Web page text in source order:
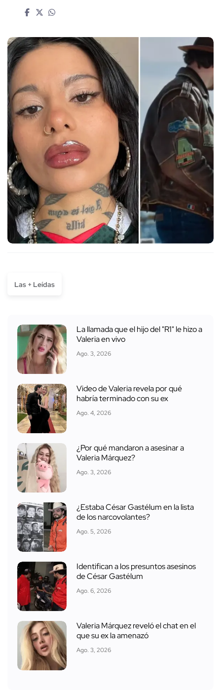
Las + Leídas
La llamada que el hijo del "R1" le hizo a
Valeria en vivo
Ago. 3, 2026
Video de Valeria revela por qué
habría terminado con su ex
Ago. 4, 2026
¿Por qué mandaron a asesinar a
Valeria Márquez?
Ago. 3, 2026
¿Estaba César Gastélum en la lista
de los narcovolantes?
Ago. 5, 2026
Identifican a los presuntos asesinos
de César Gastélum
Ago. 6, 2026
Valeria Márquez reveló el chat en el
que su ex la amenazó
Ago. 3, 2026